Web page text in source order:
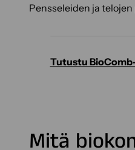
Pensseleiden ja telojen
Tutustu
Mitä